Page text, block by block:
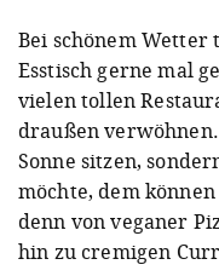
Bei schönem Wetter
Esstisch gerne mal
vielen tollen
draußen
Sonne sitzen,
möchte, dem
denn von veganer
hin zu cremigen